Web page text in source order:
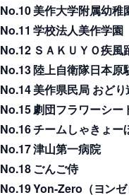
No.10 美作大学附属幼稚
No.11 学校法人美作学園
No.12 ＳＡＫＵＹＯ疾風
No.13 陸上自衛隊日本原
No.14 美作県民局 おどり
No.15 劇団フラワーシー
No.16 チームしゃきょー
No.17 津山第一病院
No.18 ごんご侍
No.19 Yon-Zero（ヨンゼ